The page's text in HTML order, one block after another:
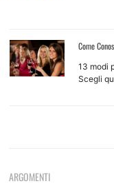
Come
13 modi
Scegli
Come
ARGOMENTI